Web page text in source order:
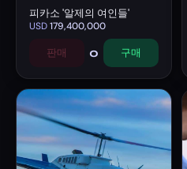
피카소 '알제의 여인들'
USD179,400,000
판매 0 구매